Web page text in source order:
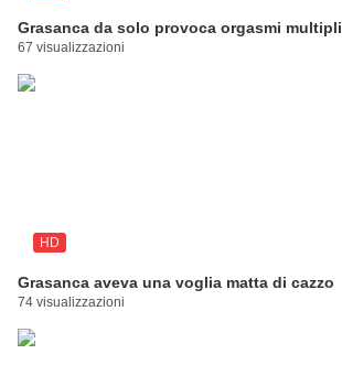
Grasanca da solo provoca orgasmi multipli
67 visualizzazioni
HD
Grasanca aveva una voglia matta di cazzo
74 visualizzazioni